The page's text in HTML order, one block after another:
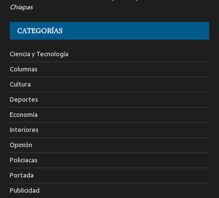
Chiapas
CATEGORÍAS
Ciencia y Tecnología
Columnas
Cultura
Deportes
Economía
Interiores
Opinión
Policiacas
Portada
Publicidad